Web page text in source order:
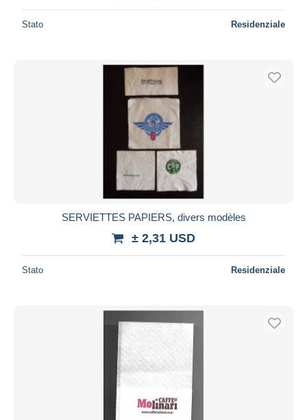
Stato Residenziale
SERVIETTES PAPIERS, divers modèles
± 2,31 USD
Stato Residenziale